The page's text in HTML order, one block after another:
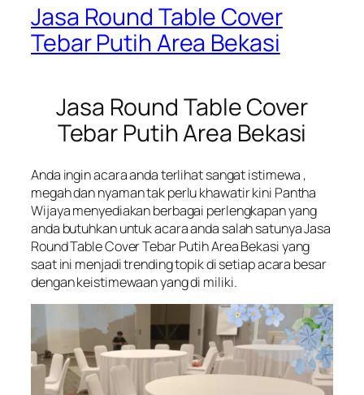
Jasa Round Table Cover
Tebar Putih Area Bekasi
Jasa Round Table Cover
Tebar Putih Area Bekasi
Anda ingin acara anda terlihat sangat istimewa ,
megah dan nyaman tak perlu khawatir kini Pantha
Wijaya menyediakan berbagai perlengkapan yang
anda butuhkan untuk acara anda salah satunya Jasa
Round Table Cover Tebar Putih Area Bekasi yang
saat ini menjadi trending topik di setiap acara besar
dengan keistimewaan yang di miliki.